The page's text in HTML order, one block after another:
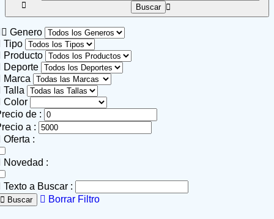
Genero
Tipo
Producto
Deporte
Marca
Talla
Color
de :
a :
Oferta :
Novedad :
Texto a Buscar :
Buscar Borrar Filtro